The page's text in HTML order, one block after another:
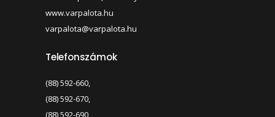
www.varpalota.hu
varpalota@varpalota.hu
Telefonszámok
(88) 592-660,
(88) 592-670,
(88) 592-690